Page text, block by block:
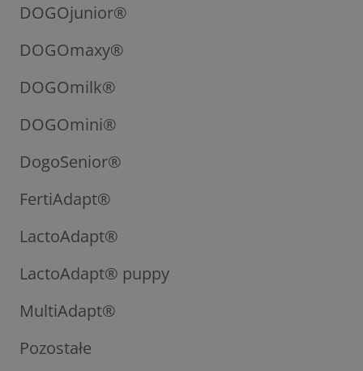
DOGOjunior®
DOGOmaxy®
DOGOmilk®
DOGOmini®
DogoSenior®
FertiAdapt®
LactoAdapt®
LactoAdapt® puppy
MultiAdapt®
Pozostałe